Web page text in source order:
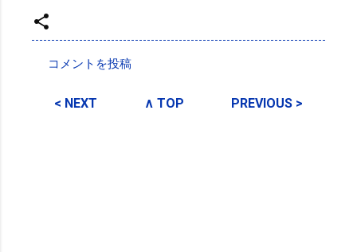
メ
コメントを投稿
< NEXT ∧ TOP PREVIOUS >